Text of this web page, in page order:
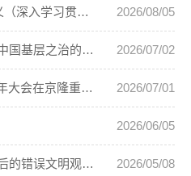
坚持通读深学 把握精髓要义（深入学习贯彻习近平新时代中国特色社会主义思想 《习近平谈治国理政》第一至五卷通读）
2026/08/05
“七一勋章”获得者吴亚琴，中国基层之治的答卷人 2026/07/02
庆祝中国共产党成立105周年大会在京隆重举行 2026/07/01
2026/06/05
警惕日本“新型军国主义”背后的错误文明观（国际论坛） 2026/05/08